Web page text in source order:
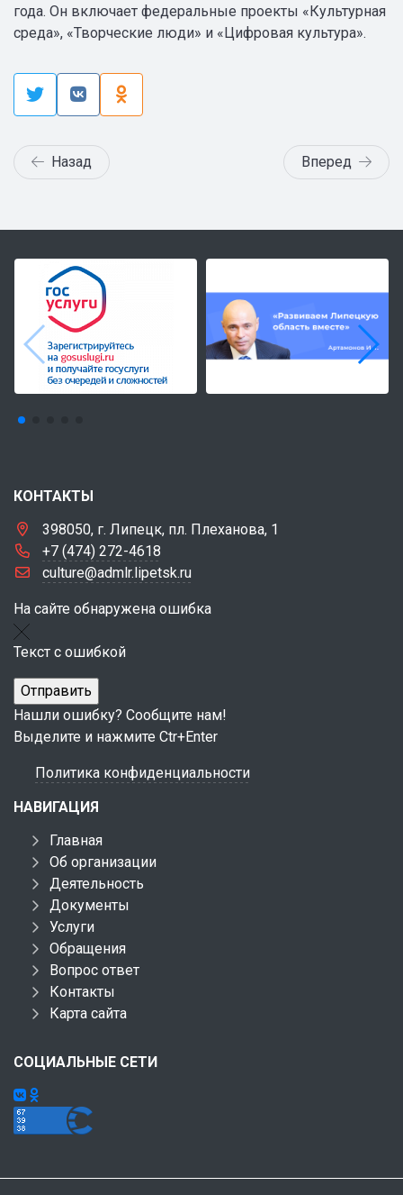
года. Он включает федеральные проекты «Культурная
среда», «Творческие люди» и «Цифровая культура».
Назад Вперед
КОНТАКТЫ
398050, г. Липецк, пл. Плеханова, 1
+7 (474) 272-4618
culture@admlr.lipetsk.ru
На сайте обнаружена ошибка
Текст с ошибкой
Нашли ошибку? Сообщите нам!
Выделите и нажмите Ctr+Enter
Политика конфиденциальности
НАВИГАЦИЯ
Главная
Об организации
Деятельность
Документы
Услуги
Обращения
Вопрос ответ
Контакты
Карта сайта
СОЦИАЛЬНЫЕ СЕТИ